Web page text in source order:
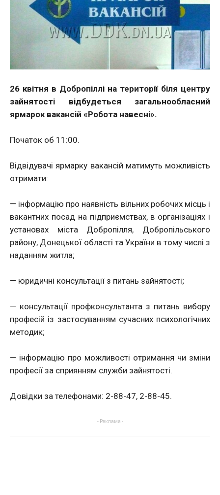
26 квітня в Добропіллі на території біля центру
зайнятості відбудеться загальнообласний
ярмарок вакансій «Робота навесні».
Початок об 11:00.
Відвідувачі ярмарку вакансій матимуть можливість
отримати:
— інформацію про наявність вільних робочих місць і
вакантних посад на підприємствах, в організаціях і
установах міста Добропілля, Добропільського
району, Донецької області та України в тому числі з
наданням житла;
— юридичні консультації з питань зайнятості;
— консультації профконсультанта з питань вибору
професій із застосуванням сучасних психологічних
методик;
— інформацію про можливості отримання чи зміни
професії за сприянням служби зайнятості.
Довідки за телефонами: 2-88-47, 2-88-45.
- Реклама -